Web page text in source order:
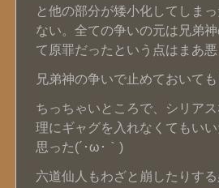
と他の部分が矮小化してしま
ない。全ての争いの元は兄弟
て原罪だったという点はまあ
兄弟神の争いで止めておいて
ちっちゃいところで、シリア
理にギャグを入れなくてもい
思った(´･ω･｀)
六道仙人もわざと崩したりす